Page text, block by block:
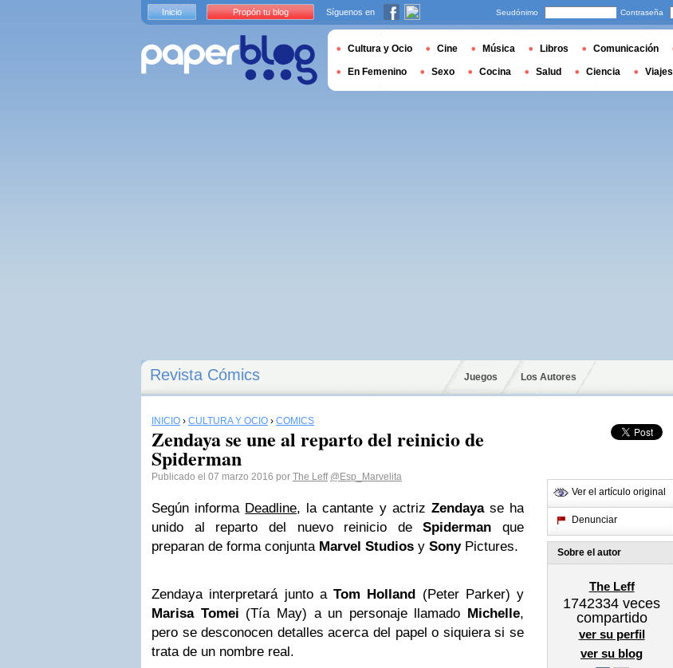
Revista Cómics Juegos Los Autores
INICIO › CULTURA Y OCIO › CÓMICS
Zendaya se une al reparto del reinicio de
Spiderman
Publicado el 07 marzo 2016 por The Leff @Esp_Marvelita
Según informa Deadline, la cantante y actriz Zendayase ha
unido al reparto del nuevo reinicio deSpiderman que
preparan de forma conjunta Marvel Studios y SonyPictures.
Zendaya interpretará junto a Tom Holland (Peter Parker) y
Marisa Tomei (Tía May) a un personaje llamado Michelle,
pero se desconocen detalles acerca del papel o siquiera si se
trata de un nombre real.
Ver el artículo original
Denunciar
Sobre el autor
The Leff
1742334 veces
compartido
ver su perfil
ver su blog
Inicio Propón tu blog Síguenos en Seudónimo Contraseña
Cultura y Ocio Cine Música Libros Comunicación
En Femenino Sexo Cocina Salud Ciencia Viajes